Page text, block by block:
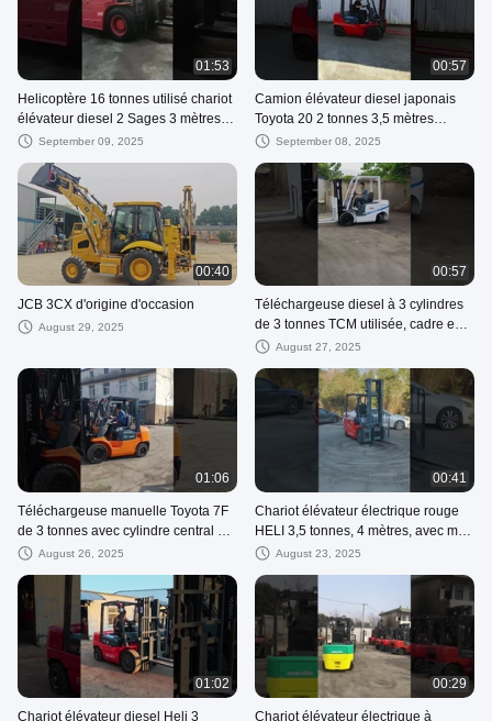
01:53
Helicoptère 16 tonnes utilisé chariot
élévateur diesel 2 Sages 3 mètres
utilisé chariot élévateur
September 09, 2025
00:57
Camion élévateur diesel japonais
Toyota 20 2 tonnes 3,5 mètres
Camion élévateur utilisé Toyota
September 08, 2025
00:40
JCB 3CX d'origine d'occasion
August 29, 2025
00:57
Téléchargeuse diesel à 3 cylindres
de 3 tonnes TCM utilisée, cadre en
acier blanc et robuste
August 27, 2025
01:06
Téléchargeuse manuelle Toyota 7F
de 3 tonnes avec cylindre central et
peinture orange
August 26, 2025
00:41
Chariot élévateur électrique rouge
HELI 3,5 tonnes, 4 mètres, avec mât
à deux étages, pour l'entreposage
August 23, 2025
01:02
Chariot élévateur diesel Heli 3
00:29
Chariot élévateur électrique à